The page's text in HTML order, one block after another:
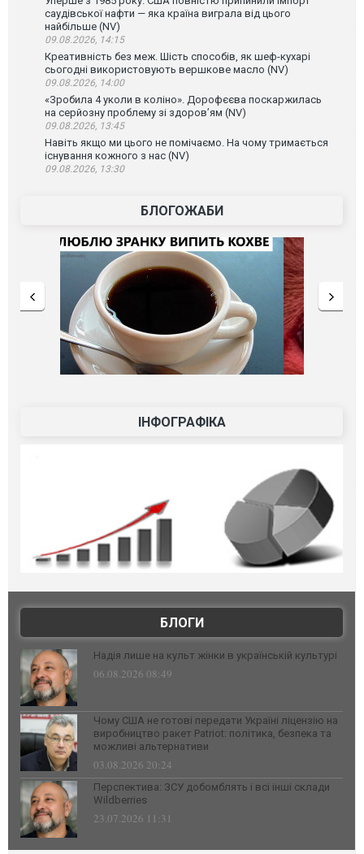
саудівської нафти — яка країна виграла від цього
найбільше (NV)
09.08.2026, 14:15
Креативність без меж. Шість способів, як шеф-кухарі
сьогодні використовують вершкове масло (NV)
09.08.2026, 14:00
«Зробила 4 уколи в коліно». Дорофєєва поскаржилась
на серйозну проблему зі здоров’ям (NV)
09.08.2026, 13:45
Навіть якщо ми цього не помічаємо. На чому тримається
існування кожного з нас (NV)
09.08.2026, 13:30
БЛОГОЖАБИ
ІНФОГРАФІКА
БЛОГИ
Надія лише на культ жінки в українській культурі
06.08.2026 08:49
Чому США не готові передати Україні ліцензію на
виробництво ракет Patriot: політика, безпека та
можливі альтернативи
03.08.2026 20:24
Перспектива: ЗСУ добомблять і всі інші склади
Wildberries
23.07.2026 11:31